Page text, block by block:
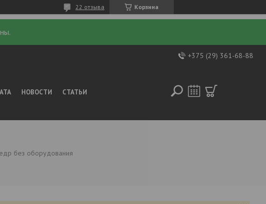
Корзина
22 отзыва
+375 (29) 361-68-88
НОВОСТИ СТАТЬИ
без оборудования